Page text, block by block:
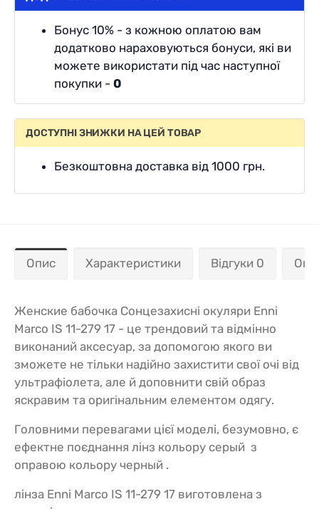
Бонус 10% - з кожною оплатою вам
додатково нараховуються бонуси, які ви
можете використати під час наступної
покупки - 0
ДОСТУПНІ ЗНИЖКИ НА ЦЕЙ ТОВАР
Безкоштовна доставка від 1000 грн.
Опис Характеристики Відгуки 0
Женские бабочка Сонцезахисні окуляри Enni
Marco IS 11-279 17 - це трендовий та відмінно
виконаний аксесуар, за допомогою якого ви
зможете не тільки надійно захистити свої очі від
ультрафіолета, але й доповнити свій образ
яскравим та оригінальним елементом одягу.
Головними перевагами цієї моделі, безумовно, є
ефектне поєднання лінз кольору серый з
оправою кольору черный .
лінза Enni Marco IS 11-279 17 виготовлена з